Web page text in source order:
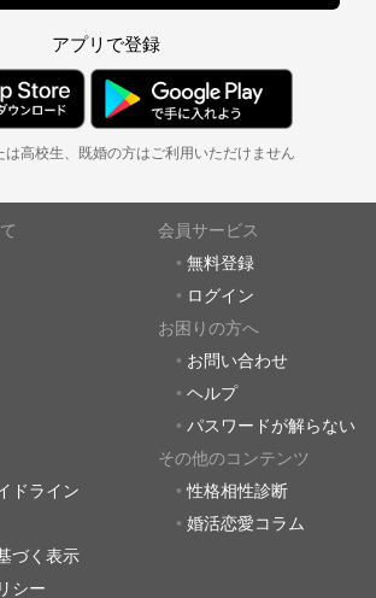
アプリで登録
は高校生、既婚の方はご利用いただけません
ドライン
づく表示
シー
会員サービス
無料登録
ログイン
お困りの方へ
お問い合わせ
ヘルプ
パスワードが解らない
その他のコンテンツ
性格相性診断
婚活恋愛コラム